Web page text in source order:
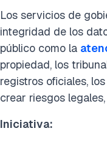
Los servicios de
integridad de los
público como la
propiedad, los
registros oficiales,
crear riesgos
Iniciativa: